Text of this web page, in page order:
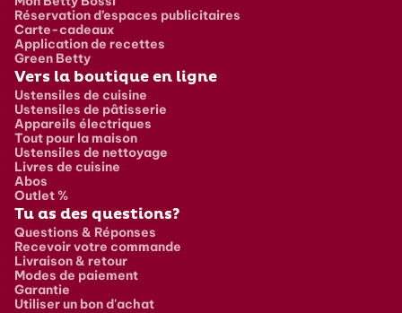
Réservation d’espaces publicitaires
Carte-cadeaux
Application de recettes
Green Betty
Vers la boutique en ligne
Ustensiles de cuisine
Ustensiles de pâtisserie
Appareils électriques
Tout pour la maison
Ustensiles de nettoyage
Livres de cuisine
Abos
Outlet %
Tu as des questions?
Questions & Réponses
Recevoir votre commande
Livraison & retour
Modes de paiement
Garantie
Utiliser un bon d'achat